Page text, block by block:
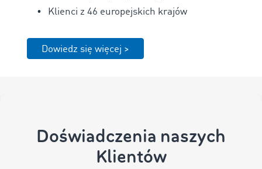
Klienci z 46 europejskich krajów
Dowiedz się więcej >
Doświadczenia naszych
Klientów